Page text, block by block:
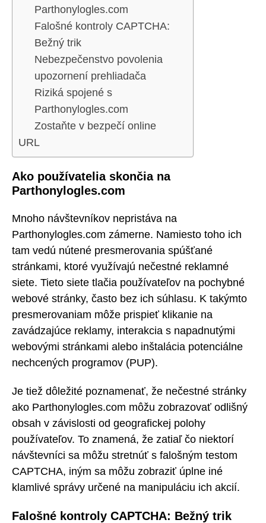
Parthonylogles.com
Falošné kontroly CAPTCHA:
Bežný trik
Nebezpečenstvo povolenia
upozornení prehliadača
Riziká spojené s
Parthonylogles.com
Zostaňte v bezpečí online
URL
Ako používatelia skončia na
Parthonylogles.com
Mnoho návštevníkov nepristáva na
Parthonylogles.com zámerne. Namiesto toho ich
tam vedú nútené presmerovania spúšťané
stránkami, ktoré využívajú nečestné reklamné
siete. Tieto siete tlačia používateľov na pochybné
webové stránky, často bez ich súhlasu. K takýmto
presmerovaniam môže prispieť klikanie na
zavádzajúce reklamy, interakcia s napadnutými
webovými stránkami alebo inštalácia potenciálne
nechcených programov (PUP).
Je tiež dôležité poznamenať, že nečestné stránky
ako Parthonylogles.com môžu zobrazovať odlišný
obsah v závislosti od geografickej polohy
používateľov. To znamená, že zatiaľ čo niektorí
návštevníci sa môžu stretnúť s falošným testom
CAPTCHA, iným sa môžu zobraziť úplne iné
klamlivé správy určené na manipuláciu ich akcií.
Falošné kontroly CAPTCHA: Bežný trik